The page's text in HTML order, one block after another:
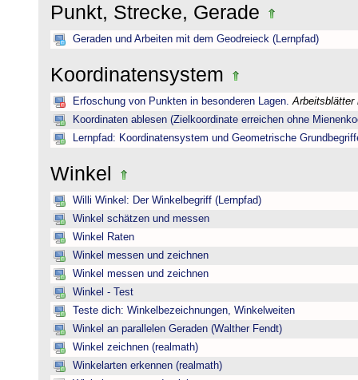
Punkt, Strecke, Gerade
Geraden und Arbeiten mit dem Geodreieck (Lernpfad)
Koordinatensystem
Erfoschung von Punkten in besonderen Lagen. Arbeitsblätter
Koordinaten ablesen (Zielkoordinate erreichen ohne
Lernpfad: Koordinatensystem und Geometrische
Winkel
Willi Winkel: Der Winkelbegriff (Lernpfad)
Winkel schätzen und messen
Winkel Raten
Winkel messen und zeichnen
Winkel messen und zeichnen
Winkel - Test
Teste dich: Winkelbezeichnungen, Winkelweiten
Winkel an parallelen Geraden (Walther Fendt)
Winkel zeichnen (realmath)
Winkelarten erkennen (realmath)